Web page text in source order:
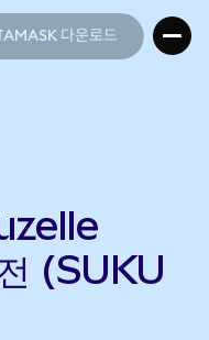
다운로드
(SUKU